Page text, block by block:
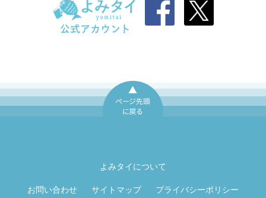
よみタイについて
お問い合わせ サイトマップ プライバシーポリシー